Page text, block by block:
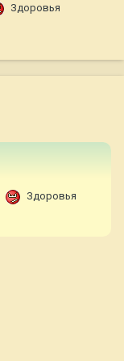
Здоровья
Здоровья